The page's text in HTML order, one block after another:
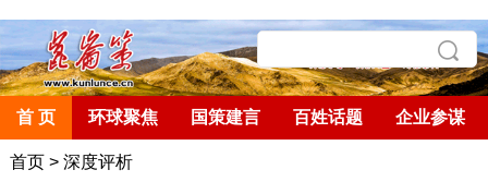
首 页 环球聚焦 国策建言 百姓话题 企业参谋
首页> 深度评析